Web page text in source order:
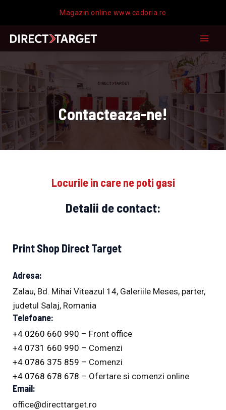
content
Magazin online www.cadoria.ro
Contacteaza-ne!
Locurile in care ne poti gasi
Detalii de contact:
Print Shop Direct Target
Adresa:
Zalau, Bd. Mihai Viteazul 14, Galeriile Meses, parter,
judetul Salaj, Romania
Telefoane:
+4 0260 660 990 – Front office
+4 0731 660 990 – Comenzi
+4 0786 375 859 – Comenzi
+4 0768 678 678 – Ofertare si comenzi online
Email:
office@directtarget.ro